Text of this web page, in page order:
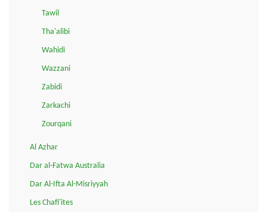
Tawil
Tha'alibi
Wahidi
Wazzani
Zabidi
Zarkachi
Zourqani
Al Azhar
Dar al-Fatwa Australia
Dar Al-Ifta Al-Misriyyah
Les Chafi'ites